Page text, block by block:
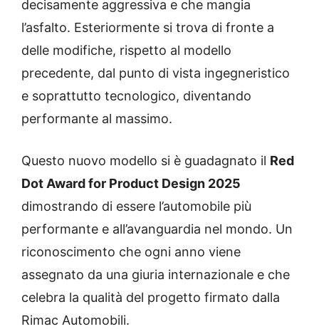
decisamente aggressiva e che mangia
l’asfalto. Esteriormente si trova di fronte a
delle modifiche, rispetto al modello
precedente, dal punto di vista ingegneristico
e soprattutto tecnologico, diventando
performante al massimo.
Questo nuovo modello si è guadagnato il Red
Dot Award for Product Design 2025
dimostrando di essere l’automobile più
performante e all’avanguardia nel mondo. Un
riconoscimento che ogni anno viene
assegnato da una giuria internazionale e che
celebra la qualità del progetto firmato dalla
Rimac Automobili.